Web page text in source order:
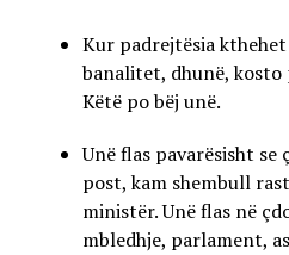
Kur padrejtësia
banalitet, dhunë, kosto
Këtë po bëj unë.
Unë flas pavarësisht se
post, kam shembull
ministër. Unë flas në
mbledhje, parlament,